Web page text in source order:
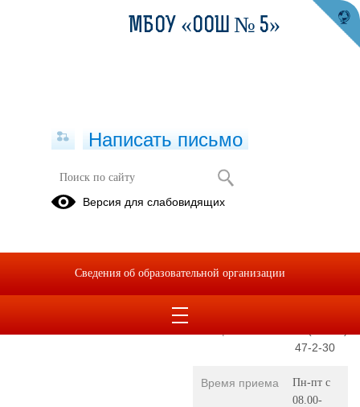
Директор
приемная
47-2-30
Время приема
Пн-пт с
08.00-
МБОУ «ООШ № 5»
Написать письмо
Версия для слабовидящих
Сведения об образовательной организации